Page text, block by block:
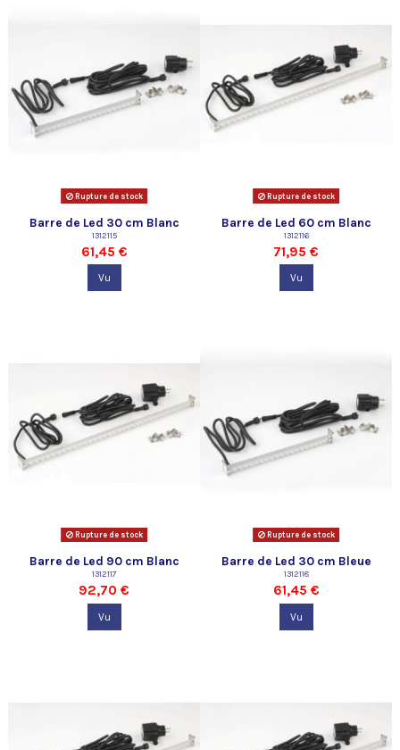
Rupture de stock
Barre de Led 30 cm Blanc
Ubbink
1312115
61,45 €
Vu
Rupture de stock
Barre de Led 60 cm Blanc
Ubbink
1312116
71,95 €
Vu
Rupture de stock
Barre de Led 90 cm Blanc
Ubbink
1312117
92,70 €
Vu
Rupture de stock
Barre de Led 30 cm Bleue
Ubbink
1312118
61,45 €
Vu